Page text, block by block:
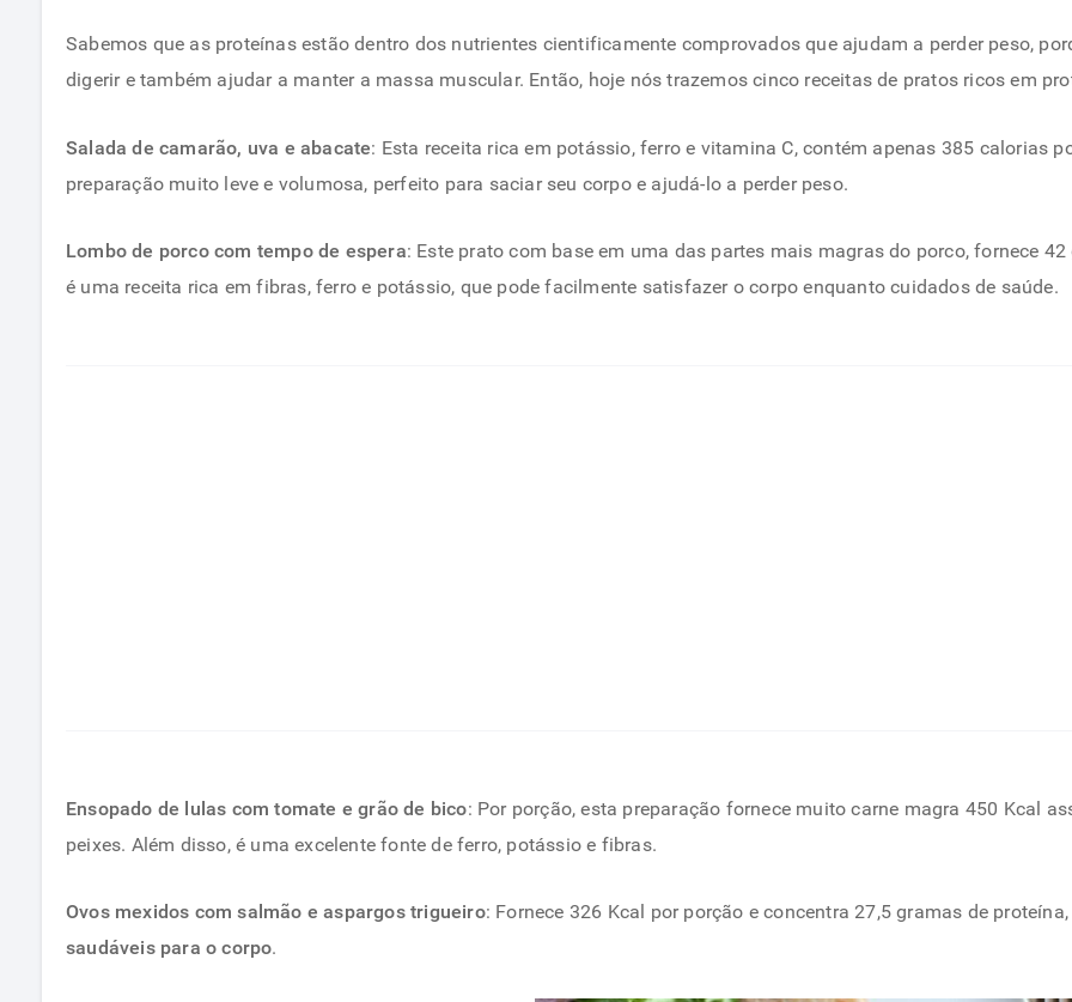
Sabemos que as proteínas estão dentro dos nutrientes cientificamente comprovados que ajudam a perder peso,
digerir e também ajudar a manter a massa muscular. Então, hoje nós trazemos cinco receitas de pratos ricos em
Salada de camarão, uva e abacate: Esta receita rica em potássio, ferro e vitamina C, contém apenas 385 calorias
preparação muito leve e volumosa, perfeito para saciar seu corpo e ajudá-lo a perder peso.
Lombo de porco com tempo de espera: Este prato com base em uma das partes mais magras do porco, fornece
é uma receita rica em fibras, ferro e potássio, que pode facilmente satisfazer o corpo enquanto cuidados de saúde.
Ensopado de lulas com tomate e grão de bico: Por porção, esta preparação fornece muito carne magra 450 Kcal
peixes. Além disso, é uma excelente fonte de ferro, potássio e fibras.
Ovos mexidos com salmão e aspargos trigueiro: Fornece 326 Kcal por porção e concentra 27,5 gramas de
saudáveis ​​para o corpo.